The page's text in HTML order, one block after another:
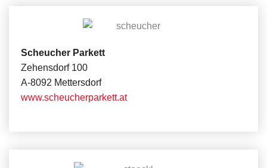
Scheucher Parkett
Zehensdorf 100
A-8092 Mettersdorf
www.scheucherparkett.at